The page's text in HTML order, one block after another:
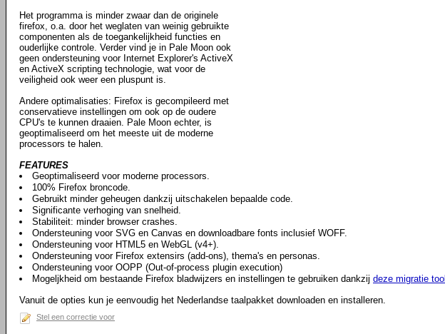
Het programma is minder zwaar dan de originele
firefox, o.a. door het weglaten van weinig gebruikte
componenten als de toegankelijkheid functies en
ouderlijke controle. Verder vind je in Pale Moon ook
geen ondersteuning voor Internet Explorer's ActiveX
en ActiveX scripting technologie, wat voor de
veiligheid ook weer een pluspunt is.
Andere optimalisaties: Firefox is gecompileerd met
conservatieve instellingen om ook op de oudere
CPU's te kunnen draaien. Pale Moon echter, is
geoptimaliseerd om het meeste uit de moderne
processors te halen.
FEATURES
Geoptimaliseerd voor moderne processors.
100% Firefox broncode.
Gebruikt minder geheugen dankzij uitschakelen bepaalde code.
Significante verhoging van snelheid.
Stabiliteit: minder browser crashes.
Ondersteuning voor SVG en Canvas en downloadbare fonts inclusief WOFF.
Ondersteuning voor HTML5 en WebGL (v4+).
Ondersteuning voor Firefox extensirs (add-ons), thema's en personas.
Ondersteuning voor OOPP (Out-of-process plugin execution)
Mogeljkheid om bestaande Firefox bladwijzers en instellingen te gebruiken dankzij deze migratie tool
Vanuit de opties kun je eenvoudig het Nederlandse taalpakket downloaden en installeren.
Stel een correctie voor